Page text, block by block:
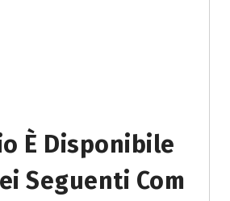
È Disponibile
Seguenti Com